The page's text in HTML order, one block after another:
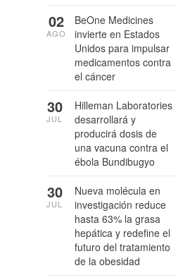
BeOne Medicines
invierte en Estados
Unidos para impulsar
medicamentos contra
el cáncer
02
AGO
Hilleman Laboratories
desarrollará y
producirá dosis de
una vacuna contra el
ébola Bundibugyo
30
JUL
Nueva molécula en
investigación reduce
hasta 63% la grasa
hepática y redefine el
futuro del tratamiento
de la obesidad
30
JUL